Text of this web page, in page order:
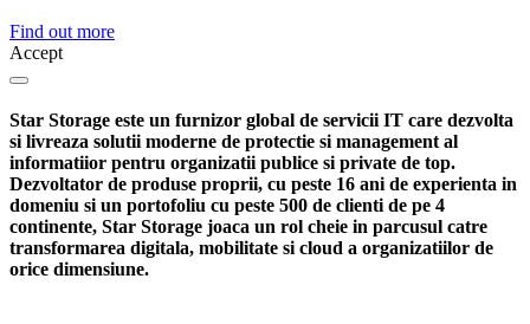
Find out more
Accept
Star Storage este un furnizor global de servicii IT care dezvolta
si livreaza solutii moderne de protectie si management al
informatiior pentru organizatii publice si private de top.
Dezvoltator de produse proprii, cu peste 16 ani de experienta in
domeniu si un portofoliu cu peste 500 de clienti de pe 4
continente, Star Storage joaca un rol cheie in parcusul catre
transformarea digitala, mobilitate si cloud a organizatiilor de
orice dimensiune.